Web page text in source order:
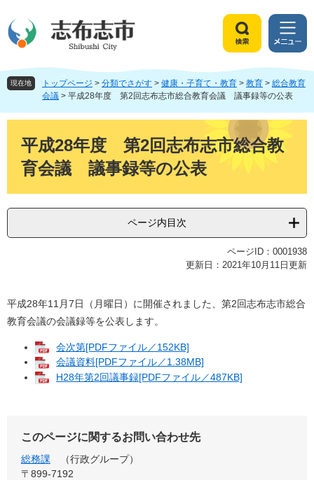
ジ
頭
ュ
飛
索
メ
ニ
ュ
ー
現在地 トップページ > 分類でさがす > 健康・子育て・教育 > 教育 > 総合教育
会議 > 平成28年度 第2回志布志市総合教育会議 議事録等の公表
平成28年度 第2回志布志市総合教
育会議 議事録等の公表
ページ内目次
ページID：0001938
更新日：2021年10月11日更新
平成28年11月7日（月曜日）に開催されました、第2回志布志市総合
教育会議の会議録等を公表します。
会次第[PDFファイル／152KB]
会議資料[PDFファイル／1.38MB]
H28年第2回議事録[PDFファイル／487KB]
このページに関するお問い合わせ先
総務課
行政グループ
〒899-7192